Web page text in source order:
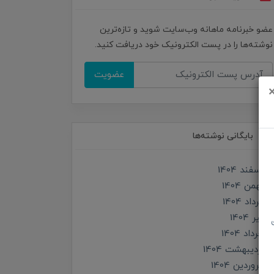
عضو خبرنامه ماهانه وب‌سایت شوید و تازه‌ترین
نوشته‌ها را در پست الکترونیک خود دریافت کنید.
عضویت
بایگانی نوشته‌ها
اسفند 1404
بهمن 1404
مرداد 1404
تير 1404
خرداد 1404
ارديبهشت 1404
فروردین 1404